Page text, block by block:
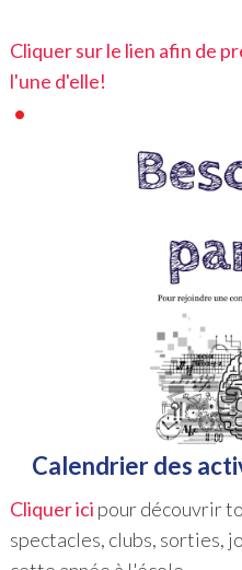
Cliquer sur le lien afin de
l'une d'elle!
Calendrier des
Cliquer ici pour découvrir
spectacles, clubs, sorties,